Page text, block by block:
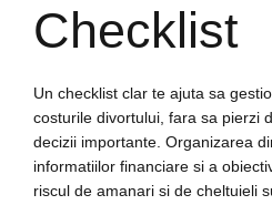
Checklist
Un checklist clar te ajuta sa
costurile divortului, fara sa pierzi
decizii importante. Organizarea
informatiilor financiare si a
riscul de amanari si de cheltuieli